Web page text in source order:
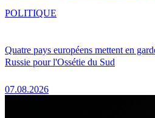
Quatre pays européens mettent en
Russie pour l'Ossétie du Sud
07.08.2026
POLITIQUE